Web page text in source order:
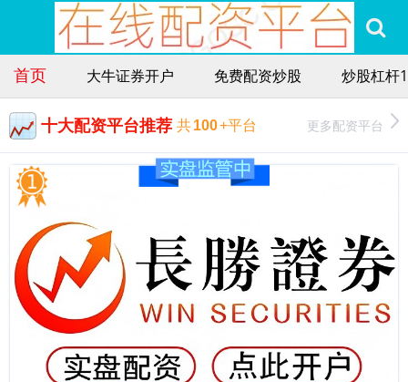
首页 大牛证券开户 免费配资炒股 炒股杠杆
十大配资平台推荐 共100+平台 更多配资平台